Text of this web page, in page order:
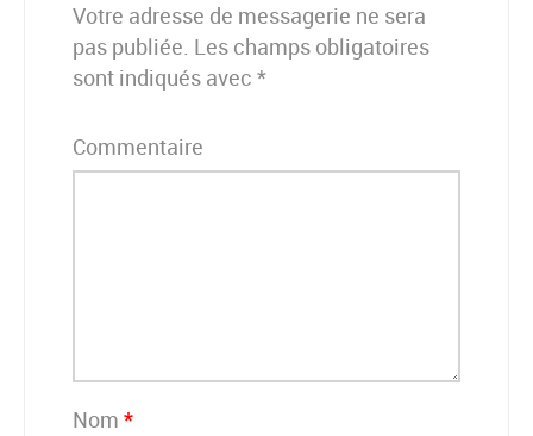
Votre adresse de messagerie ne sera
pas publiée. Les champs obligatoires
sont indiqués avec *
Commentaire
Nom *